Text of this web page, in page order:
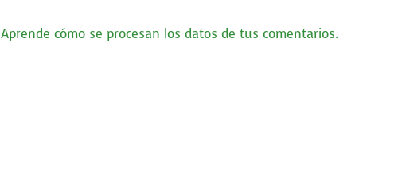
Aprende cómo se procesan los datos de tus comentarios.